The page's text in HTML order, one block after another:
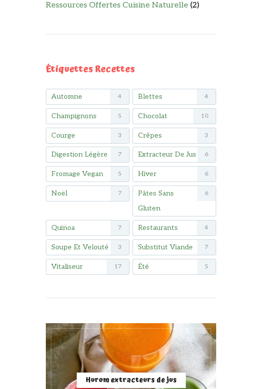
Ressources Offertes Cuisine Naturelle (2)
Étiquettes Recettes
Automne 4 Blettes 4
Champignons 5 Chocolat 10
Courge 3 Crêpes 3
Digestion Légère 7 Extracteur De Jus 6
Fromage Vegan 5 Hiver 6
Noël 7
Pâtes Sans
Gluten
6
Quinoa 7 Restaurants 4
Soupe Et Velouté 3 Substitut Viande 7
Vitaliseur 17 Été 5
Hurom extracteurs de jus